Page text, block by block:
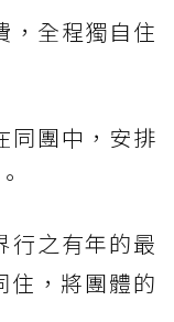
，全程獨自住
同團中，安排
行之有年的最
住，將團體的